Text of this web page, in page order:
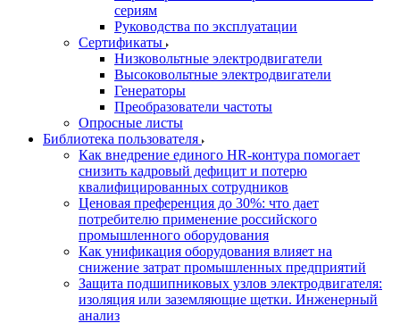
сериям
Руководства по эксплуатации
Сертификаты
Низковольтные электродвигатели
Высоковольтные электродвигатели
Генераторы
Преобразователи частоты
Опросные листы
Библиотека пользователя
Как внедрение единого HR-контура помогает
снизить кадровый дефицит и потерю
квалифицированных сотрудников
Ценовая преференция до 30%: что дает
потребителю применение российского
промышленного оборудования
Как унификация оборудования влияет на
снижение затрат промышленных предприятий
Защита подшипниковых узлов электродвигателя:
изоляция или заземляющие щетки. Инженерный
анализ